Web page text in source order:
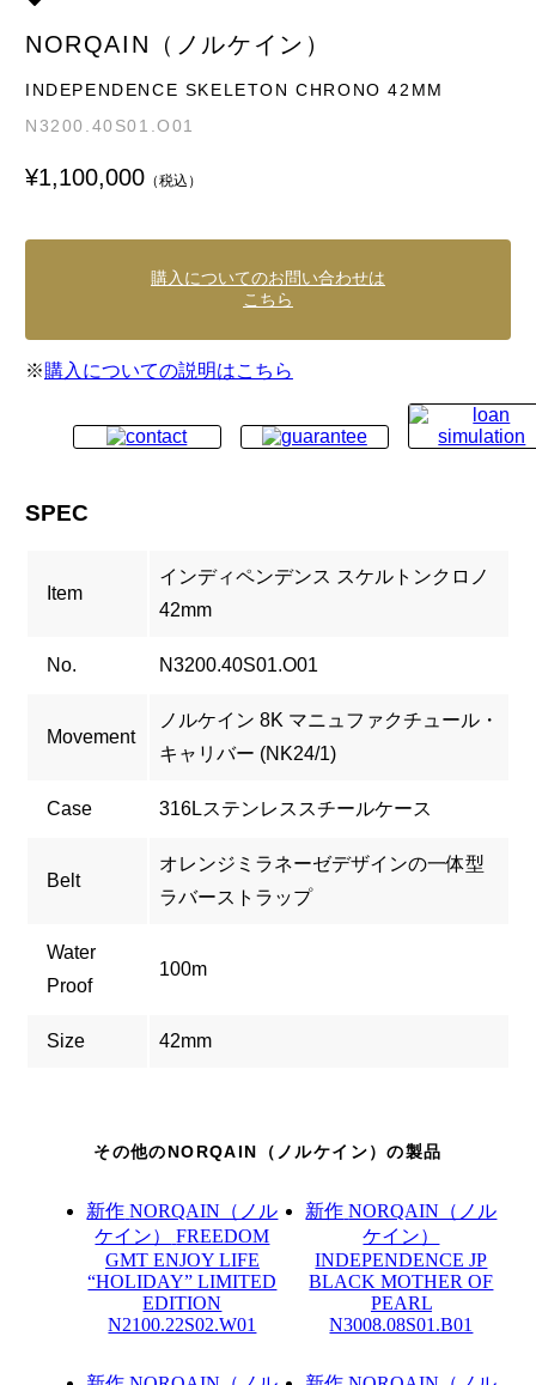
NORQAIN（ノルケイン）
INDEPENDENCE SKELETON CHRONO 42MM
N3200.40S01.O01
¥1,100,000（税込）
購入についてのお問い合わせは
こちら
※購入についての説明はこちら
SPEC
Item
インディペンデンス スケルトンクロノ
42mm
No. N3200.40S01.O01
Movement
ノルケイン 8K マニュファクチュール・
キャリバー (NK24/1)
Case 316Lステンレススチールケース
Belt
オレンジミラネーゼデザインの一体型
ラバーストラップ
Water
Proof
100m
Size 42mm
その他のNORQAIN（ノルケイン）の製品
新作 NORQAIN（ノル
ケイン）
FREEDOM
GMT ENJOY LIFE
“HOLIDAY” LIMITED
EDITION
N2100.22S02.W01
新作 NORQAIN（ノル
ケイン）
INDEPENDENCE JP
BLACK MOTHER OF
PEARL
N3008.08S01.B01